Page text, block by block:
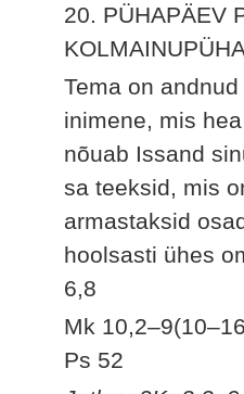
20. PÜHAPÄEV
Tema on
inimene, mis
nõuab Issand
sa teeksid, mis
armastaksid
hoolsasti ühes
6,8
Mk
Ps 52